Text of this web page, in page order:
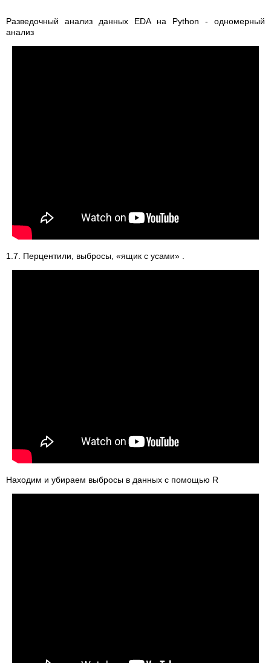
Разведочный анализ данных EDA на Python - одномерный
анализ
1.7. Перцентили, выбросы, «ящик с усами» .
Находим и убираем выбросы в данных с помощью R